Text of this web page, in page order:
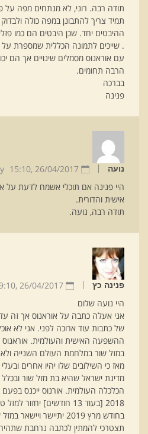
תודה רבה. רוני, לא מנתחים מפה על
תמיד צריך להתבונן במפה כולה
ההיבטים יחד. שכן היבטים הם כמו
. שייכים לתמונה הכללית שמספרת
עם אוראנוס מסמלים שינויים אך הם
הרבה תחומים.
בברכה
פנינה
נועה 26/04/2017 ,
15:10
היי פנינה אם תוכלי אשמח לדעת על
אישית והדורית.
תודה רבה, נועה.
פנינה כץ 26/04/2017 ,
היי נועה שלום
אני אעלה כתבה על אוראנוס אך זה
של כתבות עוד ארוכה לפני. אני לא
ההשפעה האישית והעולמית.
במזל שור במלחמת העולם השנייה ולא
מאז כי השילובים שלו יהיו אחרים
מדינת ישראל שהיא בת מזל שור
הכלכלה העולמית. אורנוס ייכנס
תצטרכי להמתין לכתבה נרחבת